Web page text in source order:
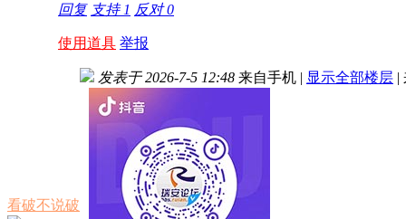
回复 支持 1 反对0
使用道具 举报
看破不说破
发表于 2026-7-5 12:48 来自手机 | 显示全部楼层 |